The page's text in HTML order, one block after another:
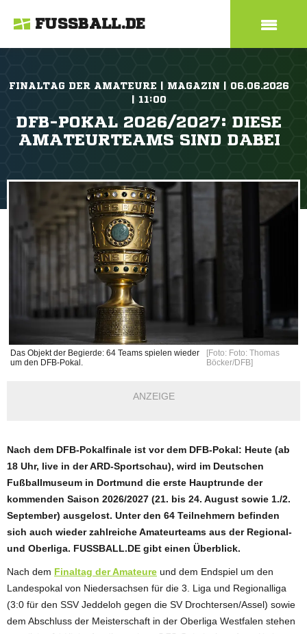
FUSSBALL.DE
FINALTAG DER AMATEURE | MAGAZIN | 06.06.2026
| 11:00
DFB-POKAL 2026/2027: DIESE
AMATEURTEAMS SIND DABEI
Das Objekt der Begierde: 64 Teams spielen wieder
um den DFB-Pokal.
[Foto: Foto: Thomas
Böcker/DFB]
ANZEIGE
Nach dem DFB-Pokalfinale ist vor dem DFB-Pokal: Heute (ab
18 Uhr, live in der ARD-Sportschau), wird im Deutschen
Fußballmuseum in Dortmund die erste Hauptrunde der
kommenden Saison 2026/2027 (21. bis 24. August sowie 1./2.
September) ausgelost. Unter den 64 Teilnehmern befinden
sich auch wieder zahlreiche Amateurteams aus der Regional-
und Oberliga. FUSSBALL.DE gibt einen Überblick.
Nach dem Finaltag der Amateure und dem Endspiel um den
Landespokal von Niedersachsen für die 3. Liga und Regionalliga
(3:0 für den SSV Jeddeloh gegen die SV Drochtersen/Assel) sowie
dem Abschluss der Meisterschaft in der Oberliga Westfalen stehen